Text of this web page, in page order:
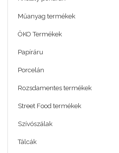
Műanyag termékek
ÖKO Termékek
Papíráru
Porcelán
Rozsdamentes termékek
Street Food termékek
Szívószálak
Tálcák